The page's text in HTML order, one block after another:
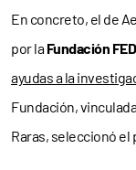
En concreto, el de
por laFundación
ayudas a la
Fundación,
Raras, seleccionó